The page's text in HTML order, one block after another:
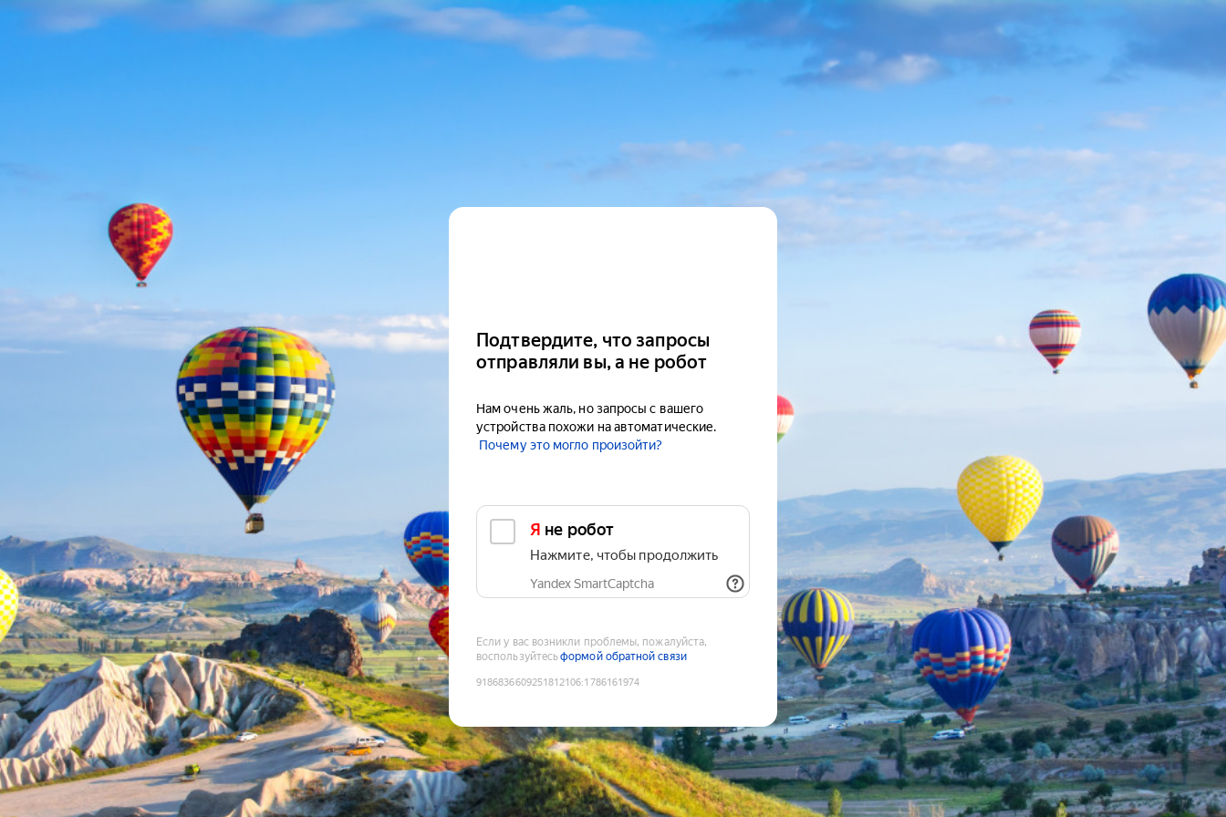
Подтвердите, что запросы
отправляли вы, а не робот
Нам очень жаль, но запросы с вашего
устройства похожи на автоматические.
Почему это могло произойти?
Я не робот
Нажмите, чтобы продолжить
Yandex SmartCaptcha
Если у вас возникли проблемы, пожалуйста,
воспользуйтесьформой обратной связи
9186836609251812106:1786161974